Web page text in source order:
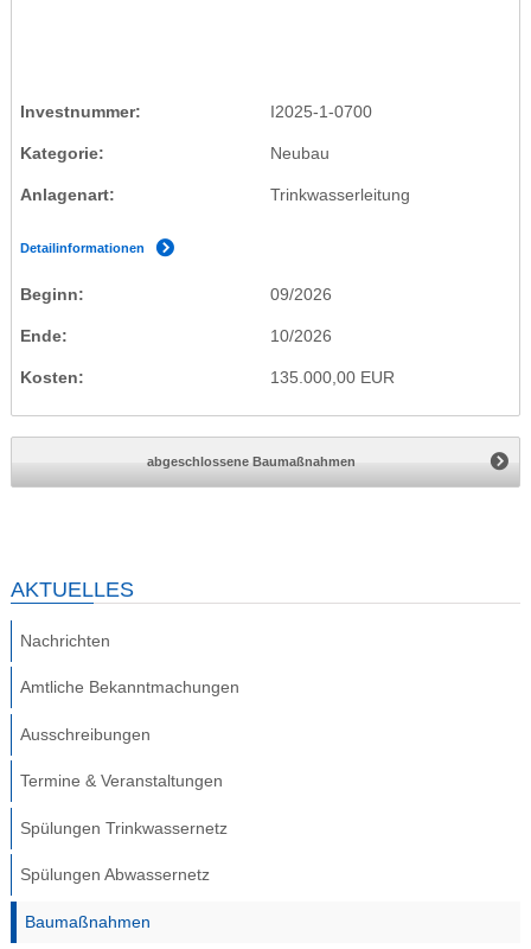
Investnummer I2025-1-0700
Kategorie Neubau
Anlagenart Trinkwasserleitung
Detailinformationen
Beginn 09/2026
Ende 10/2026
Kosten 135.000,00 EUR
abgeschlossene Baumaßnahmen
AKTUELLES
Nachrichten
Amtliche Bekanntmachungen
Ausschreibungen
Termine & Veranstaltungen
Spülungen Trinkwassernetz
Spülungen Abwassernetz
Baumaßnahmen